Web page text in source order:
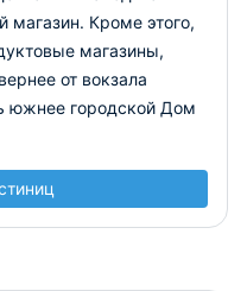
магазин. Кроме этого,
магазины,
от вокзала
южнее городской Дом